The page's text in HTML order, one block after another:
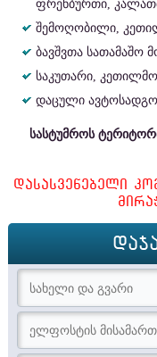
ფრენბურთი,
შემოღობილი,
ბავშვთა სათამაშო
საკუთარი,
დაცული
სასტუმროს
ᲓᲐᲡᲐᲡᲕᲔᲜᲔᲑᲔᲚᲘ ᲙᲝ
ᲛᲘᲠᲐ